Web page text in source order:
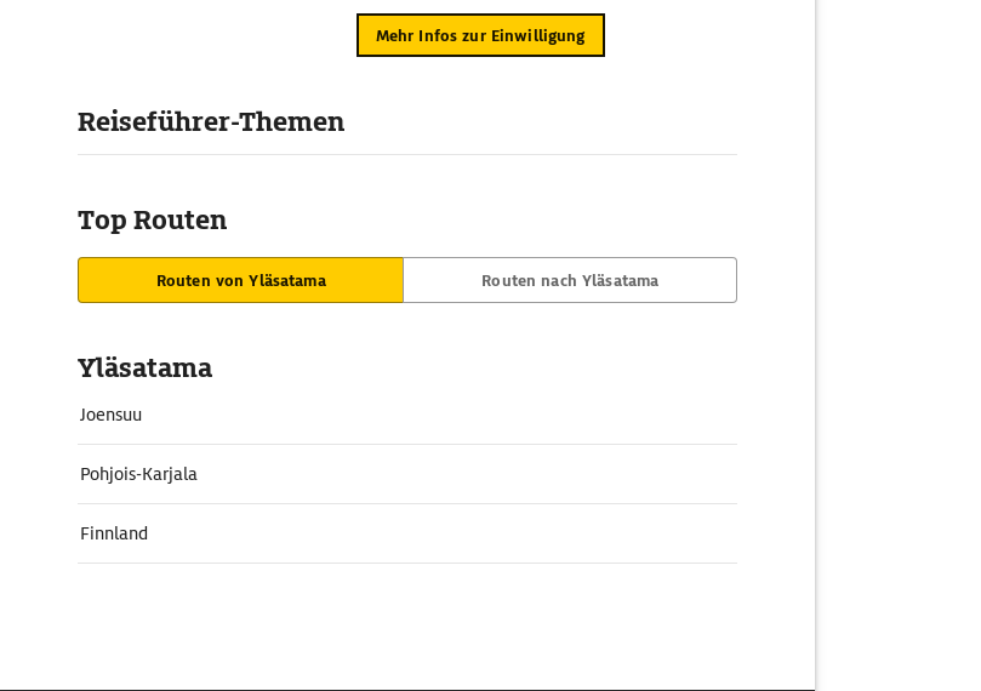
Mehr Infos zur Einwilligung
Reiseführer-Themen
Top Routen
Routen von Yläsatama Routen nach Yläsatama
Yläsatama
Joensuu
Pohjois-Karjala
Finnland